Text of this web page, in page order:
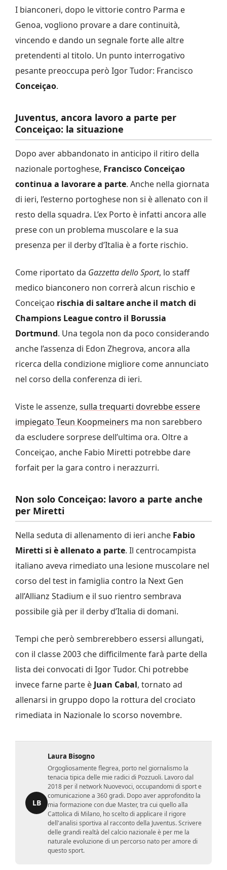
I bianconeri, dopo le vittorie contro Parma e
Genoa, vogliono provare a dare continuità,
vincendo e dando un segnale forte alle altre
pretendenti al titolo. Un punto interrogativo
pesante preoccupa però Igor Tudor: Francisco
Conceiçao.
Juventus, ancora lavoro a parte per
Conceiçao: la situazione
Dopo aver abbandonato in anticipo il ritiro della
nazionale portoghese, Francisco Conceiçao
continua a lavorare a parte. Anche nella giornata
di ieri, l’esterno portoghese non si è allenato con il
resto della squadra. L’ex Porto è infatti ancora alle
prese con un problema muscolare e la sua
presenza per il derby d’Italia è a forte rischio.
Come riportato da Gazzetta dello Sport, lo staff
medico bianconero non correrà alcun rischio e
Conceiçao rischia di saltare anche il match di
Champions League contro il Borussia
Dortmund. Una tegola non da poco considerando
anche l’assenza di Edon Zhegrova, ancora alla
ricerca della condizione migliore come annunciato
nel corso della conferenza di ieri.
Viste le assenze, sulla trequarti dovrebbe essere
impiegato Teun Koopmeiners ma non sarebbero
da escludere sorprese dell’ultima ora. Oltre a
Conceiçao, anche Fabio Miretti potrebbe dare
forfait per la gara contro i nerazzurri.
Non solo Conceiçao: lavoro a parte anche
per Miretti
Nella seduta di allenamento di ieri anche Fabio
Miretti si è allenato a parte. Il centrocampista
italiano aveva rimediato una lesione muscolare nel
corso del test in famiglia contro la Next Gen
all’Allianz Stadium e il suo rientro sembrava
possibile già per il derby d’Italia di domani.
Tempi che però sembrerebbero essersi allungati,
con il classe 2003 che difficilmente farà parte della
lista dei convocati di Igor Tudor. Chi potrebbe
invece farne parte è Juan Cabal, tornato ad
allenarsi in gruppo dopo la rottura del crociato
rimediata in Nazionale lo scorso novembre.
LB
Laura Bisogno
Orgogliosamente flegrea, porto nel giornalismo la
tenacia tipica delle mie radici di Pozzuoli. Lavoro dal
2018 per il network Nuovevoci, occupandomi di sport e
comunicazione a 360 gradi. Dopo aver approfondito la
mia formazione con due Master, tra cui quello alla
Cattolica di Milano, ho scelto di applicare il rigore
dell'analisi sportiva al racconto della Juventus. Scrivere
delle grandi realtà del calcio nazionale è per me la
naturale evoluzione di un percorso nato per amore di
questo sport.